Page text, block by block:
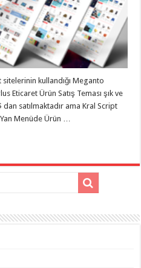
kullandığı Meganto
Eticaret Ürün Satış Teması şık ve
satılmaktadır ama Kral Script
Yan Menüde Ürün …